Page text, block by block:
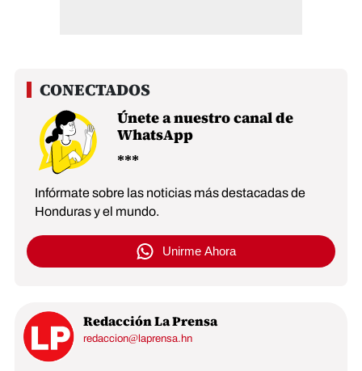
Únete a nuestro canal de
WhatsApp
Infórmate sobre las noticias más destacadas de
Honduras y el mundo.
Unirme Ahora
Redacción La Prensa
redaccion@laprensa.hn